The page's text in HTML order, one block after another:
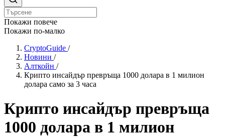
Покажи повече
Покажи по-малко
CryptoGuide /
Новини /
Алткойн /
Крипто инсайдър превръща 1000 долара в 1 милион
долара само за 3 часа
Крипто инсайдър превръща
1000 долара в 1 милион